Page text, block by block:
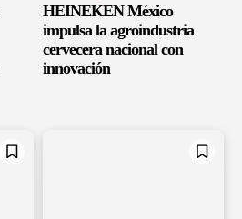
HEINEKEN México
impulsa la agroindustria
cervecera nacional con
innovación